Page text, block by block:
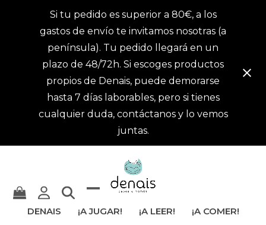
Si tu pedido es superior a 80€, a los
gastos de envío te invitamos nosotras (a
península). Tu pedido llegará en un
plazo de 48/72h. Si escoges productos
propios de Denais, puede demorarse
hasta 7 días laborables, pero si tienes
cualquier duda, contáctanos y lo vemos
juntas.
DENAIS ¡A JUGAR! ¡A LEER! ¡A COMER!